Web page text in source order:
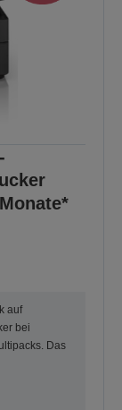
auf
bei
Das